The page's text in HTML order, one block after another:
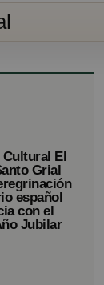
Cultural El
Grial
español
con el
Jubilar